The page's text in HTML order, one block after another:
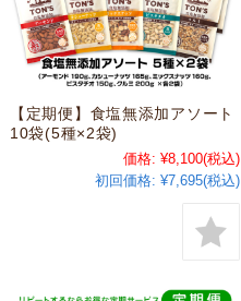
【定期便】食塩無添加アソート
10袋(5種×2袋)
価格: ¥8,100(税込)
初回価格: ¥7,695(税込)